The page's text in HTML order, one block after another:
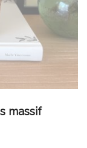
massif